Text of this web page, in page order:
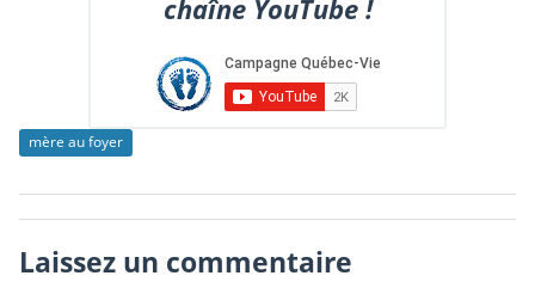
chaîne YouTube !
mère au foyer
Laissez un commentaire